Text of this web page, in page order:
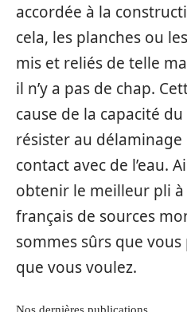
accordée à la
cela, les planches ou
mis et reliés de telle
il n’y a pas de chap.
cause de la capacité
résister au délaminage
contact avec de l’eau.
obtenir le meilleur pli
français de sources
sommes sûrs que
que vous voulez.
Nos dernières publications